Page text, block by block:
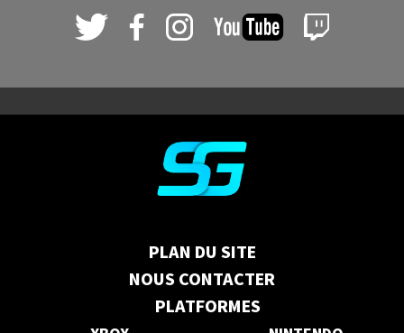
PLAN DU SITE
NOUS CONTACTER
PLATFORMES